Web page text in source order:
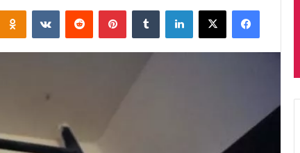
فيسبوك‫X لينكدإن بينتيريست